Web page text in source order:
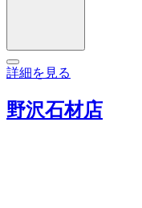
詳細を見る
野沢石材店